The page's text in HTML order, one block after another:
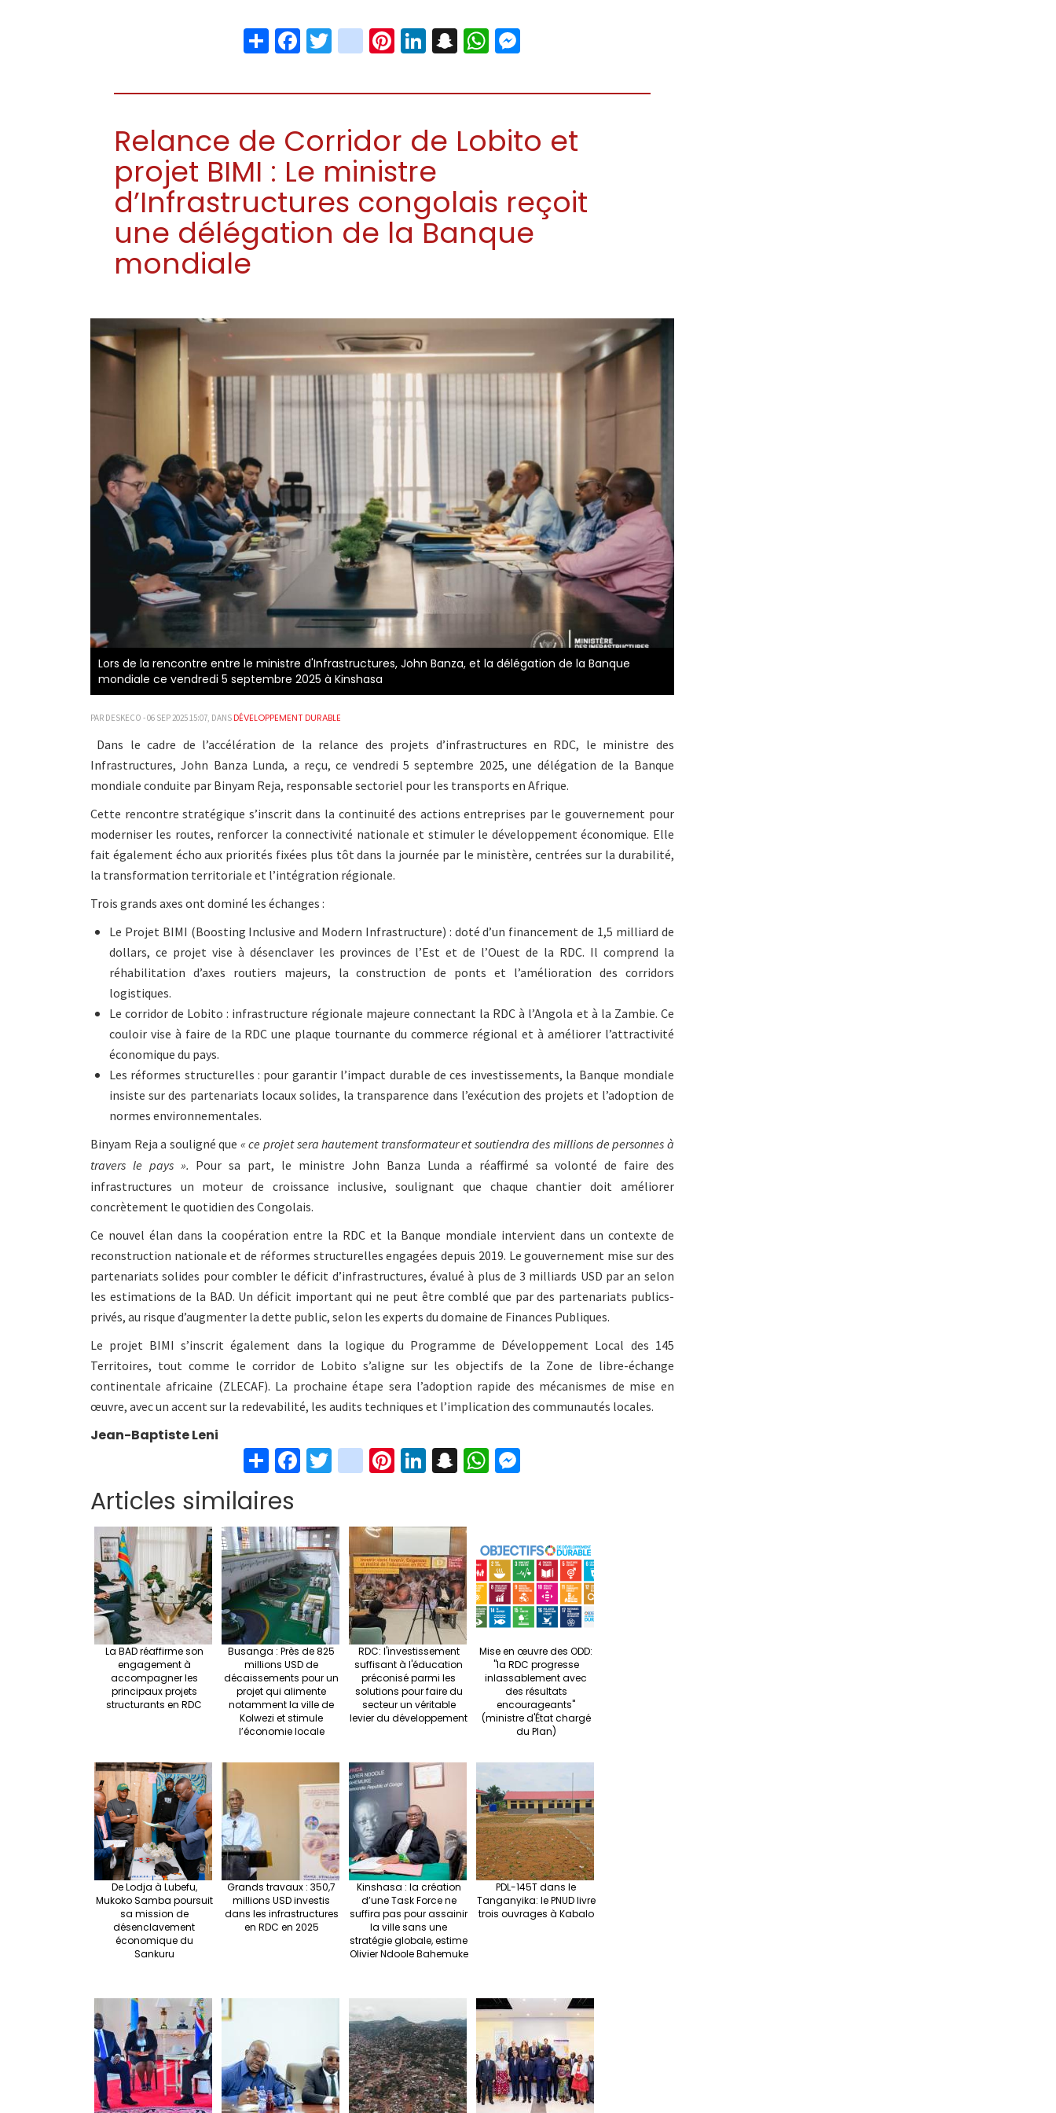
ShareFacebook
Twitter
instagram
Pinterest
LinkedIn
Snapchat
WhatsApp
Relance de Corridor de Lobito et
projet BIMI : Le ministre
d’Infrastructures congolais reçoit
une délégation de la Banque
mondiale
Lors de la rencontre entre le ministre d'Infrastructures, John Banza, et la délégation de la Banque
mondiale ce vendredi 5 septembre 2025 à Kinshasa
PAR DESKECO - 06 SEP 2025 15:07, DANS DÉVELOPPEMENT DURABLE
Dans le cadre de l’accélération de la relance des projets d’infrastructures en RDC, le ministre des
Infrastructures, John Banza Lunda, a reçu, ce vendredi 5 septembre 2025, une délégation de la Banque
mondiale conduite par Binyam Reja, responsable sectoriel pour les transports en Afrique.
Cette rencontre stratégique s’inscrit dans la continuité des actions entreprises par le gouvernement pour
moderniser les routes, renforcer la connectivité nationale et stimuler le développement économique. Elle
fait également écho aux priorités fixées plus tôt dans la journée par le ministère, centrées sur la durabilité,
la transformation territoriale et l’intégration régionale.
Trois grands axes ont dominé les échanges :
Le Projet BIMI (Boosting Inclusive and Modern Infrastructure) : doté d’un financement de 1,5 milliard de
dollars, ce projet vise à désenclaver les provinces de l’Est et de l’Ouest de la RDC. Il comprend la
réhabilitation d’axes routiers majeurs, la construction de ponts et l’amélioration des corridors
logistiques.
Le corridor de Lobito : infrastructure régionale majeure connectant la RDC à l’Angola et à la Zambie. Ce
couloir vise à faire de la RDC une plaque tournante du commerce régional et à améliorer l’attractivité
économique du pays.
Les réformes structurelles : pour garantir l’impact durable de ces investissements, la Banque mondiale
insiste sur des partenariats locaux solides, la transparence dans l’exécution des projets et l’adoption de
normes environnementales.
Binyam Reja a souligné que « ce projet sera hautement transformateur et soutiendra des millions de personnes à
travers le pays ». Pour sa part, le ministre John Banza Lunda a réaffirmé sa volonté de faire des
infrastructures un moteur de croissance inclusive, soulignant que chaque chantier doit améliorer
concrètement le quotidien des Congolais.
Ce nouvel élan dans la coopération entre la RDC et la Banque mondiale intervient dans un contexte de
reconstruction nationale et de réformes structurelles engagées depuis 2019. Le gouvernement mise sur des
partenariats solides pour combler le déficit d’infrastructures, évalué à plus de 3 milliards USD par an selon
les estimations de la BAD. Un déficit important qui ne peut être comblé que par des partenariats publics-
privés, au risque d’augmenter la dette public, selon les experts du domaine de Finances Publiques.
Le projet BIMI s’inscrit également dans la logique du Programme de Développement Local des 145
Territoires, tout comme le corridor de Lobito s’aligne sur les objectifs de la Zone de libre-échange
continentale africaine (ZLECAF). La prochaine étape sera l’adoption rapide des mécanismes de mise en
œuvre, avec un accent sur la redevabilité, les audits techniques et l’implication des communautés locales.
Jean-Baptiste Leni
S
h
ar
e
Fa
ce
o
o
k
T
wi
er
in
st
ra
m
Pi
nt
es
t
Li
n
dI
n
S
n
pc
h
at
W
h
p
p
ge
r
Articles similaires
La BAD réaffirme son
engagement à
accompagner les
principaux projets
structurants en RDC
Busanga : Près de 825
millions USD de
décaissements pour un
projet qui alimente
notamment la ville de
Kolwezi et stimule
l’économie locale
RDC: l'investissement
suffisant à l'éducation
préconisé parmi les
solutions pour faire du
secteur un véritable
levier du développement
Mise en œuvre des ODD:
"la RDC progresse
inlassablement avec
des résultats
encourageants"
(ministre d'État chargé
du Plan)
De Lodja à Lubefu,
Mukoko Samba poursuit
sa mission de
désenclavement
économique du
Sankuru
Grands travaux : 350,7
millions USD investis
dans les infrastructures
en RDC en 2025
Kinshasa : la création
d’une Task Force ne
suffira pas pour assainir
la ville sans une
stratégie globale, estime
Olivier Ndoole Bahemuke
PDL-145T dans le
Tanganyika: le PNUD livre
trois ouvrages à Kabalo